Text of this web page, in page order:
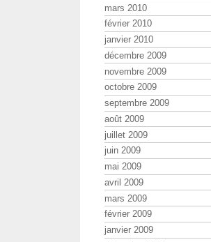
mars 2010
février 2010
janvier 2010
décembre 2009
novembre 2009
octobre 2009
septembre 2009
août 2009
juillet 2009
juin 2009
mai 2009
avril 2009
mars 2009
février 2009
janvier 2009